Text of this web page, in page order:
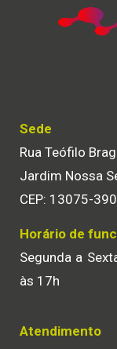
Sede
Rua Teófilo
Jardim Nossa
CEP: 13075-
Horário de
Segunda a
às 17h
Atendimento